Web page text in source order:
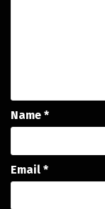
Name *
Email *